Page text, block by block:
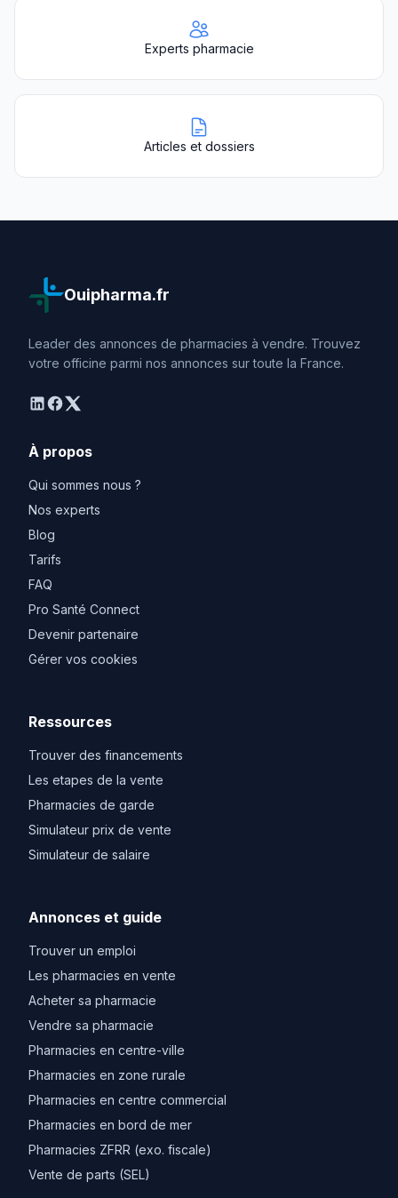
Experts pharmacie
Articles et dossiers
Ouipharma.fr
Leader des annonces de pharmacies à vendre. Trouvez
votre officine parmi nos annonces sur toute la France.
linkedin
facebook
twitter
À propos
Qui sommes nous ?
Nos experts
Blog
Tarifs
FAQ
Pro Santé Connect
Devenir partenaire
Gérer vos cookies
Ressources
Trouver des financements
Les etapes de la vente
Pharmacies de garde
Simulateur prix de vente
Simulateur de salaire
Annonces et guide
Trouver un emploi
Les pharmacies en vente
Acheter sa pharmacie
Vendre sa pharmacie
Pharmacies en centre-ville
Pharmacies en zone rurale
Pharmacies en centre commercial
Pharmacies en bord de mer
Pharmacies ZFRR (exo. fiscale)
Vente de parts (SEL)